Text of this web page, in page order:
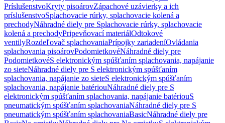
PríslušenstvoKryty pisoárovZápachové uzávierky a ich
príslušenstvoSplachovacie rúrky, splachovacie kolená a
prechodyNáhradné diely pre Splachovacie rúrky, splachovacie
kolená a prechodyPripevňovací materiálOdtokové
ventilyRozdeľovač splachovaniaPrípojky zariadeníOvládania
splachovania pisoárovPodomietkovéNáhradné diely pre
PodomietkovéS elektronickým spúšťaním splachovania, napájanie
zo sieteNáhradné diely pre S elektronickým spúšťaním
splachovania, napájanie zo sieteS elektronickým spúšťaním
splachovania, napájanie batériouNáhradné diely pre S
elektronickým spúšťaním splachovania, napájanie batériouS
pneumatickým spúšťaním splachovaniaNáhradné diely pre S
pneumatickým spúšťaním splachovaniaBasicNáhradné diely pre